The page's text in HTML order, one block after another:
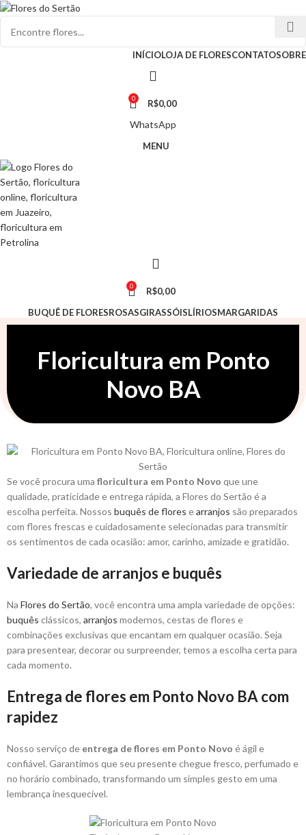
INÍCIOLOJA DE FLORESCONTATOSOBRE
0 R$0,00
WhatsApp
MENU
0 R$0,00
BUQUÊ DE FLORESROSASGIRASSÓISLÍRIOSMARGARIDAS
ASTROMÉLIASORQUÍDEASLISIANTOARRANJOESPECIAIS
Floricultura em Ponto
Novo BA
Se você procura uma floricultura em Ponto Novo que une
qualidade, praticidade e entrega rápida, a Flores do Sertão é a
escolha perfeita. Nossos buquês de flores earranjos são preparados
com flores frescas e cuidadosamente selecionadas para transmitir
os sentimentos de cada ocasião: amor, carinho, amizade e gratidão.
Variedade de arranjos e buquês
Na Flores do Sertão, você encontra uma ampla variedade de opções:
buquês clássicos, arranjos modernos, cestas de flores e
combinações exclusivas que encantam em qualquer ocasião. Seja
para presentear, decorar ou surpreender, temos a escolha certa para
cada momento.
Entrega de flores em Ponto Novo BA com
rapidez
Nosso serviço de entrega de flores em Ponto Novo é ágil e
confiável. Garantimos que seu presente chegue fresco, perfumado e
no horário combinado, transformando um simples gesto em uma
lembrança inesquecível.